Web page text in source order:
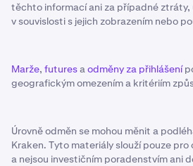
těchto informací ani za případné ztráty,
v souvislosti s jejich zobrazením nebo
Marže, futuresaodměny za přihlášení
geografickým omezením a kritériím
Úrovně odměn se mohou měnit a
Kraken. Tyto materiály slouží pouze
a nejsou investičním poradenstvím ani